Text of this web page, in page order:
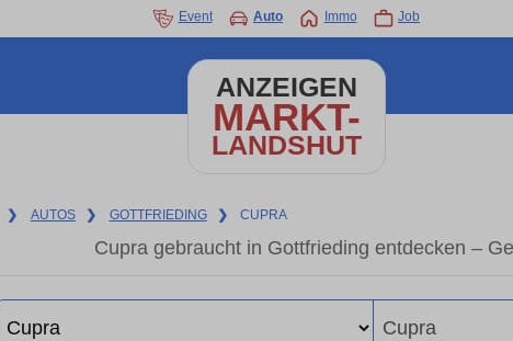
Event Auto Immo Job
ANZEIGEN
MARKT-
LANDSHUT
❯ AUTOS ❯ GOTTFRIEDING ❯ CUPRA
Cupra gebraucht in Gottfrieding entdecken –